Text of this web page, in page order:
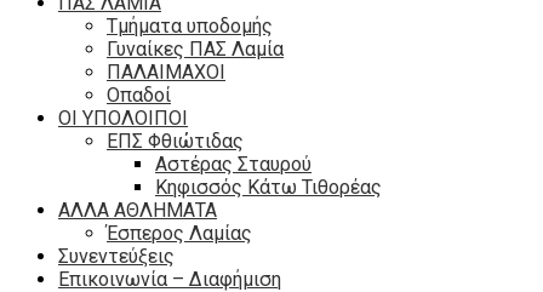
Τμήματα υποδομής
Γυναίκες ΠΑΣ Λαμία
ΠΑΛΑΙΜΑΧΟΙ
Οπαδοί
ΟΙ ΥΠΟΛΟΙΠΟΙ
ΕΠΣ Φθιώτιδας
Αστέρας Σταυρού
Κηφισσός Κάτω Τιθορέας
ΑΛΛΑ ΑΘΛΗΜΑΤΑ
Έσπερος Λαμίας
Συνεντεύξεις
Επικοινωνία – Διαφήμιση